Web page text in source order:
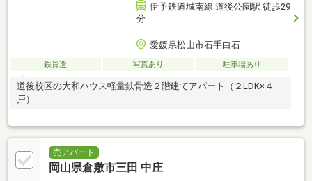
伊予鉄道城南線 道後公園駅 徒歩29
分
愛媛県松山市石手白石
鉄骨造 写真あり 駐車場あり
道後校区の大和ハウス軽量鉄骨造２階建てアパート（２LDK×４
戸）
売アパート
岡山県倉敷市三田 中庄